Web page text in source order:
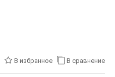
В избранное В сравнение